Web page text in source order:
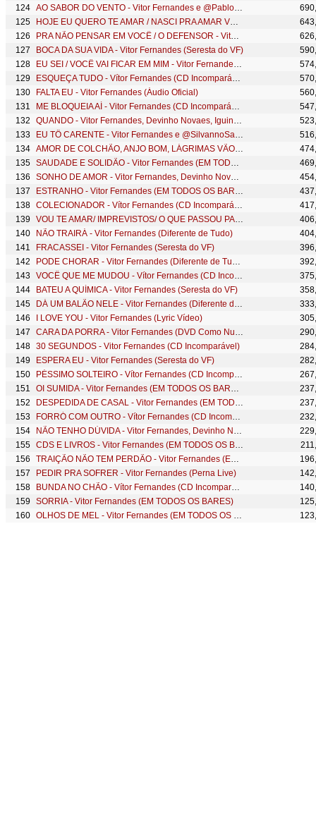
AO SABOR DO VENTO - Vitor Fernandes e @PabloOficial (Seresta do VF)
HOJE EU QUERO TE AMAR / NASCI PRA AMAR VOCÊ - Vitor Fernandes (DVD Como Nunca)
PRA NÃO PENSAR EM VOCÊ / O DEFENSOR - Vitor Fernandes (EM TODOS OS BARES)
BOCA DA SUA VIDA - Vitor Fernandes (Seresta do VF)
EU SEI / VOCÊ VAI FICAR EM MIM - Vitor Fernandes (DVD Como Nunca)
ESQUEÇA TUDO - Vítor Fernandes (CD Incomparável)
FALTA EU - Vitor Fernandes (Áudio Oficial)
ME BLOQUEIA AÍ - Vitor Fernandes (CD Incomparável)
QUANDO - Vitor Fernandes, Devinho Novaes, Iguinho e Lulinha (EM TODOS OS BARES)
EU TÔ CARENTE - Vitor Fernandes e @SilvannoSallesOficial (Seresta do VF)
AMOR DE COLCHÃO, ANJO BOM, LÁGRIMAS VÃO E VEM - Vitor Fernandes (Seresta do VF)
SAUDADE E SOLIDÃO - Vitor Fernandes (EM TODOS OS BARES)
SONHO DE AMOR - Vitor Fernandes, Devinho Novaes, Iguinho e Lulinha e Toque Dez (EM TODOS OS BARES)
ESTRANHO - Vitor Fernandes (EM TODOS OS BARES)
COLECIONADOR - Vítor Fernandes (CD Incomparável)
VOU TE AMAR/ IMPREVISTOS/ O QUE PASSOU PASSOU - Vitor Fernandes (EM TODOS OS BARES)
NÃO TRAIRÁ - Vitor Fernandes (Diferente de Tudo)
FRACASSEI - Vitor Fernandes (Seresta do VF)
PODE CHORAR - Vitor Fernandes (Diferente de Tudo)
VOCÊ QUE ME MUDOU - Vítor Fernandes (CD Incomparável)
BATEU A QUÍMICA - Vitor Fernandes (Seresta do VF)
DÁ UM BALÃO NELE - Vitor Fernandes (Diferente de Tudo)
I LOVE YOU - Vitor Fernandes (Lyric Vídeo)
CARA DA PORRA - Vitor Fernandes (DVD Como Nunca)
30 SEGUNDOS - Vitor Fernandes (CD Incomparável)
ESPERA EU - Vitor Fernandes (Seresta do VF)
PÉSSIMO SOLTEIRO - Vítor Fernandes (CD Incomparável)
OI SUMIDA - Vitor Fernandes (EM TODOS OS BARES)
DESPEDIDA DE CASAL - Vitor Fernandes (EM TODOS OS BARES)
FORRÓ COM OUTRO - Vítor Fernandes (CD Incomparável)
NÃO TENHO DÚVIDA - Vitor Fernandes, Devinho Novaes e Iguinho e Lulinha (EM TODOS OS BARES)
CDS E LIVROS - Vitor Fernandes (EM TODOS OS BARES)
TRAIÇÃO NÃO TEM PERDÃO - Vitor Fernandes (EM TODOS OS BARES)
PEDIR PRA SOFRER - Vitor Fernandes (Perna Live)
BUNDA NO CHÃO - Vítor Fernandes (CD Incomparável)
SORRIA - Vitor Fernandes (EM TODOS OS BARES)
OLHOS DE MEL - Vitor Fernandes (EM TODOS OS BARES)